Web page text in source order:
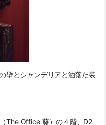
壁とシャンデリアと洒落た装
The Office 葵）の４階、D2